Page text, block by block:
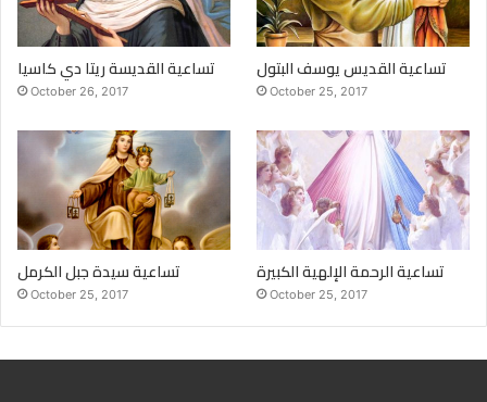
تساعية القديسة ريتا دي كاسيا
October 26, 2017
تساعية القديس يوسف البتول
October 25, 2017
تساعية سيدة جبل الكرمل
October 25, 2017
تساعية الرحمة الإلهية الكبيرة
October 25, 2017